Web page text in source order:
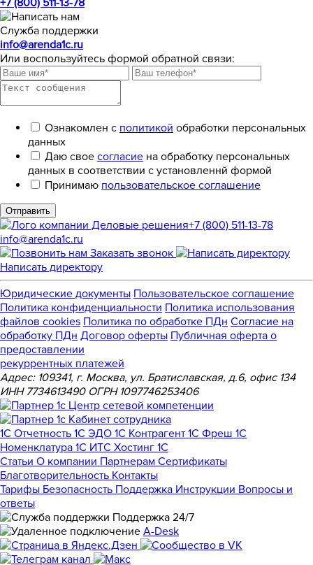
Служба поддержки
info@arenda1c.ru
Или воспользуйтесь формой обратной связи:
Ознакомлен с политикой обработки персональных
данных
Даю свое согласие на обработку персональных
данных в соответствии с установленнй формой
Принимаю пользовательское соглашение
Отправить
+7 (800) 511-13-78
info@arenda1c.ru
Заказать звонок
Написать директору
Юридические документы Пользовательское соглашение
Политика конфиденциальности Политика использования
файлов cookies Политика по обработке ПДн Cогласие на
обработку ПДн Договор оферты Публичная оферта о
предоставлении
рекуррентных платежей
Адрес: 109341, г. Москва, ул. Братиславская, д.6, офис 134
ИНН 7734613490 ОГРН 1097746253406
1С Отчетность 1С ЭДО 1С Контрагент 1С Фреш 1С
Номенклатура 1С ИТС Хостинг 1С
Статьи О компании Партнерам Сертификаты
Благотворительность Контакты
Тарифы Безопасность Поддержка Инструкции Вопросы и
ответы
Поддержка 24/7
A-Desk